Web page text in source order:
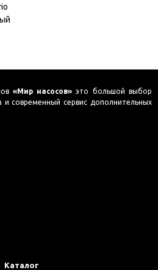
«Мир насосов» это большой выбор
и современный сервис дополнительных
Каталог